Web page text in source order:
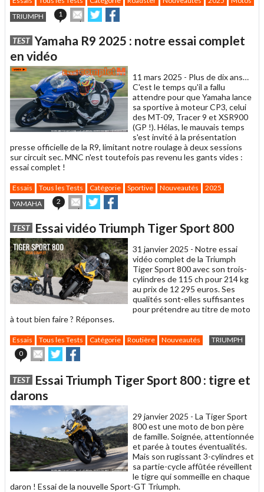
TRIUMPH
1
Envoyer
cet
à
Partager
sur sur
TEST Yamaha R9 2025 : notre essai complet
en vidéo
11 mars 2025 - Plus de dix ans…
C'est le temps qu'il a fallu
attendre pour que Yamaha lance
sa sportive à moteur CP3, celui
des MT-09, Tracer 9 et XSR900
(GP !). Hélas, le mauvais temps
s'est invité à la présentation
presse officielle de la R9, limitant notre roulage à deux sessions
sur circuit sec. MNC n'est toutefois pas revenu les gants vides :
essai complet !
Essais Tous les Tests Catégorie Sportive Nouveautés
2025
YAMAHA
2
Envoyer
cet
à
un
ami
Partager
sur sur
TEST Essai vidéo Triumph Tiger Sport 800
31 janvier 2025 - Notre essai
vidéo complet de la Triumph
Tiger Sport 800 avec son trois-
cylindres de 115 ch pour 214 kg
au prix de 12 295 euros. Ses
qualités sont-elles suffisantes
pour prétendre au titre de moto
à tout bien faire ? Réponses.
Essais Tous les Tests Catégorie Routière Nouveautés
TRIUMPH
0
Envoyer
cet
un
ami
Partager
sur sur
TEST Essai Triumph Tiger Sport 800 : tigre et
darons
29 janvier 2025 - La Tiger Sport
800 est une moto de bon père
de famille. Soignée, attentionnée
et parée à toutes éventualités.
Mais son rugissant 3-cylindres et
sa partie-cycle affûtée réveillent
le tigre qui sommeille en chaque
daron ! Essai de la nouvelle Sport-GT Triumph.